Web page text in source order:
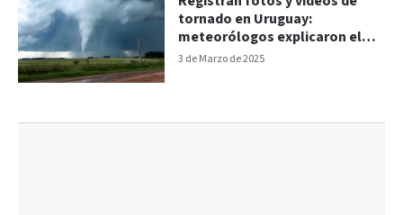
3 de Marzo de 2025
tornado en Uruguay:
meteorólogos explicaron el
fenómeno